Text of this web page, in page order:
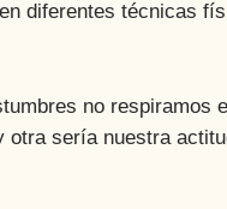
diferentes técnicas
no respiramos
otra sería nuestra